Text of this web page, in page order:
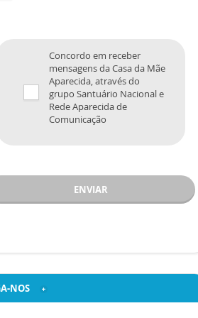
Concordo em receber
mensagens da Casa da Mãe
Aparecida, através do
grupo Santuário Nacional e
Rede Aparecida de
Comunicação
ENVIAR
NOS